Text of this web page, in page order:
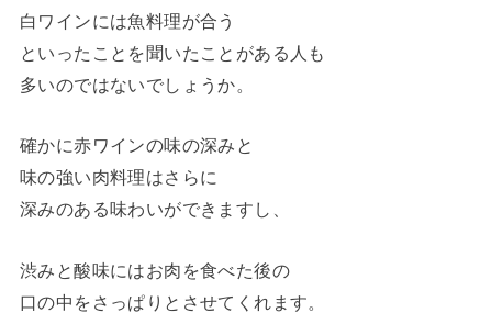
白ワインには魚料理が合う
といったことを聞いたことがある人も
多いのではないでしょうか。
確かに赤ワインの味の深みと
味の強い肉料理はさらに
深みのある味わいができますし、
渋みと酸味にはお肉を食べた後の
口の中をさっぱりとさせてくれます。